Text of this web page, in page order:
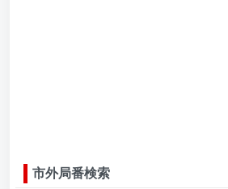
市外局番検索